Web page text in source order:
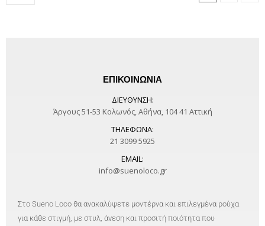
ΕΠΙΚΟΙΝΩΝΙΑ
ΔΙΕΎΘΥΝΣΗ:
Άργους 51-53 Κολωνός, Αθήνα, 104 41 Αττική
ΤΗΛΈΦΩΝΑ:
21 3099 5925
EMAIL:
info@suenoloco.gr
Στο Sueno Loco θα ανακαλύψετε μοντέρνα και επιλεγμένα ρούχα
για κάθε στιγμή, με στυλ, άνεση και προσιτή ποιότητα που